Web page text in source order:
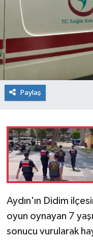
Paylaş
Aydın'ın Didim
oyun oynayan 7
sonucu vurularak